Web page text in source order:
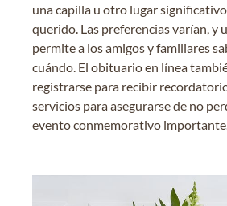
una capilla u otro lugar
querido. Las preferencias varían, y
permite a los amigos y familiares
cuándo. El obituario en línea
registrarse para recibir
servicios para asegurarse de no
evento conmemorativo importante.